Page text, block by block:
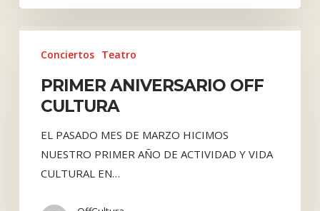
PRIMER
ANIVERSARIO
CULTURA
Conciertos Teatro
PRIMER ANIVERSARIO OFF
CULTURA
EL PASADO MES DE MARZO HICIMOS
NUESTRO PRIMER AÑO DE ACTIVIDAD Y VIDA
CULTURAL EN…